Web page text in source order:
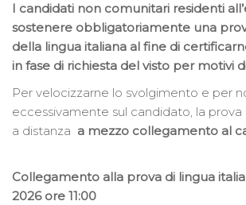
I candidati non comunitari residenti
sostenere obbligatoriamente una
della lingua italiana al fine di
in fase di richiesta del visto per motivi
Per velocizzarne lo svolgimento e per
eccessivamente sul candidato, la prova
a distanza a mezzo collegamento al
Collegamento alla prova di lingua
2026 ore 11:00